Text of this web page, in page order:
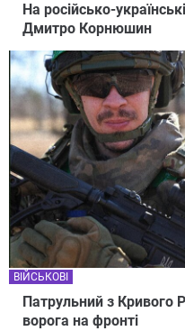
На російсько-
Дмитро Корнюшин
Патрульний з Кривого
ворога на фронті
ВІЙСЬКОВІ